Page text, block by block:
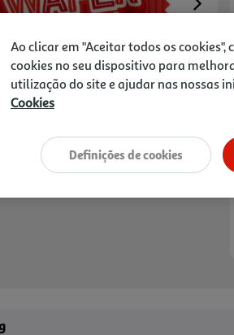
Ao clicar em "Aceitar todos os
cookies no seu dispositivo para
utilização do site e ajudar nas nossas
Cookies
Definições de cookies